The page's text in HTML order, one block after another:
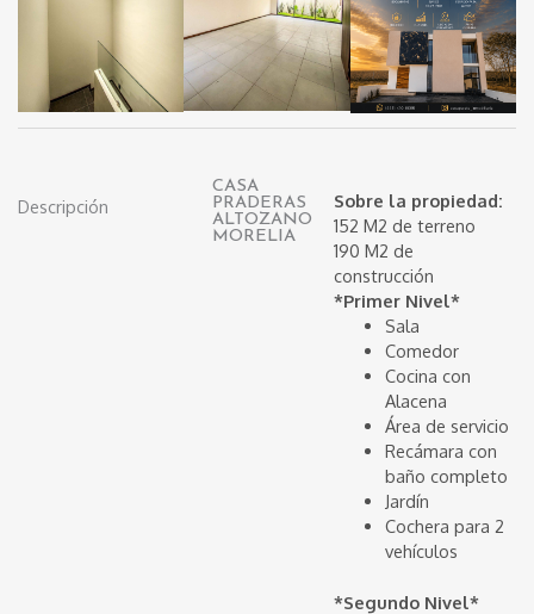
Descripción
CASA
PRADERAS
ALTOZANO
MORELIA
Sobre la propiedad:
152 M2 de terreno
190 M2 de
construcción
*Primer Nivel*
Sala
Comedor
Cocina con
Alacena
Área de servicio
Recámara con
baño completo
Jardín
Cochera para 2
vehículos
*Segundo Nivel*